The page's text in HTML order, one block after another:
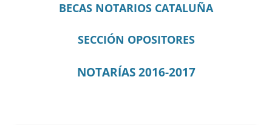
BECAS NOTARIOS CATALUÑA
SECCIÓN OPOSITORES
NOTARÍAS 2016-2017